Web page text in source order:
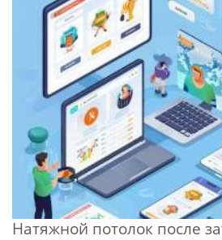
Натяжной потолок после